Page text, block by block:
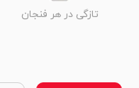
تازگی در هر فنجان